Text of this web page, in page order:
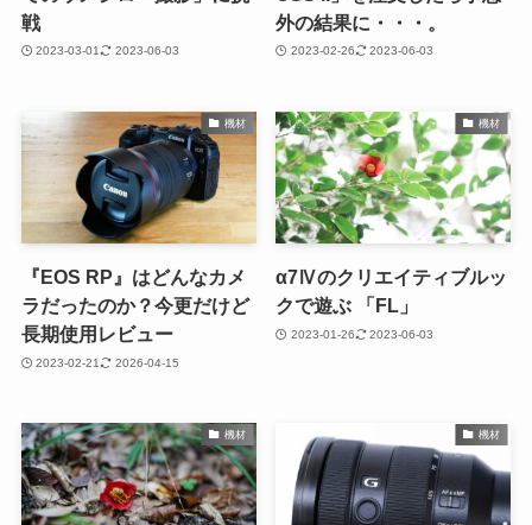
戦
2023-03-01 2023-06-03
外の結果に・・・。
2023-02-26 2023-06-03
機材
『EOS RP』はどんなカメ
ラだったのか？今更だけど
長期使用レビュー
2023-02-21 2026-04-15
機材
α7Ⅳのクリエイティブルッ
クで遊ぶ 「FL」
2023-01-26 2023-06-03
機材 機材